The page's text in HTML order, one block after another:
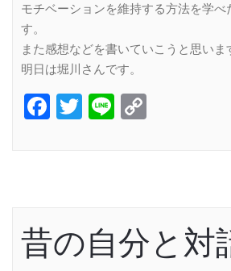
モチベーションを維持する方法を学べ
す。
また感想などを書いていこうと思いま
明日は堀川さんです。
Facebook
Twitter
Line
昔の自分と対